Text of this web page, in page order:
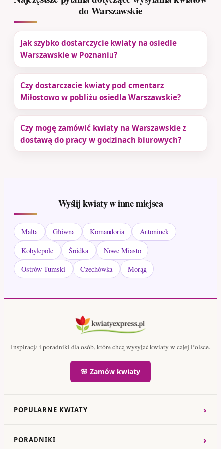
do Warszawskie
Jak szybko dostarczycie kwiaty na osiedle
Warszawskie w Poznaniu?
Czy dostarczacie kwiaty pod cmentarz
Miłostowo w pobliżu osiedla Warszawskie?
Czy mogę zamówić kwiaty na Warszawskie z
dostawą do pracy w godzinach biurowych?
Wyślij kwiaty w inne miejsca
Malta Główna Komandoria
Antoninek
Kobylepole
Śródka
Nowe Miasto
Ostrów Tumski
Czechówka Morąg
Inspiracja i poradniki dla osób, które chcą wysyłać kwiaty w całej Polsce.
🌸 Zamów kwiaty
POPULARNE KWIATY ›
PORADNIKI ›